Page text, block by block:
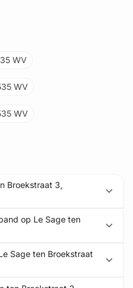
WV
WV
WV
Broekstraat 3,
op Le Sage ten
Sage ten Broekstraat